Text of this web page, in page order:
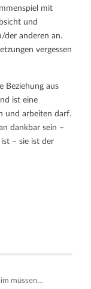
mit
und
der anderen an.
vergessen
Beziehung aus
ist eine
und arbeiten darf.
dankbar sein –
– sie ist der
müssen…